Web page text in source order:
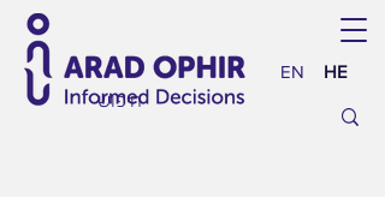
EN HE